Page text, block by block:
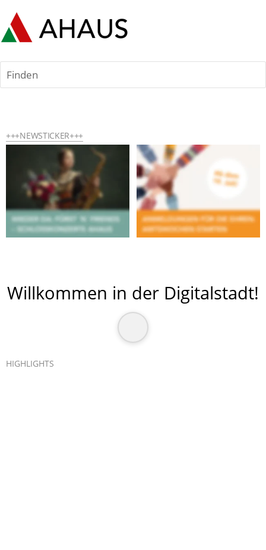
Finden
+++NEWSTICKER+++
Willkommen in der Digitalstadt!
HIGHLIGHTS